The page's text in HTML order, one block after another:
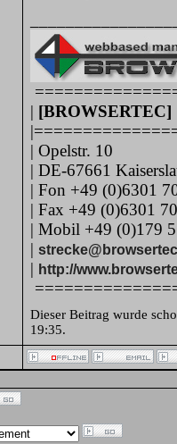
| [BROWSERTEC]
| Opelstr. 10
| DE-67661
| Fon +49 (0)6301
| Fax +49 (0)6301
| Mobil +49 (0)179
|
| http://
Dieser Beitrag wurde
19:35.